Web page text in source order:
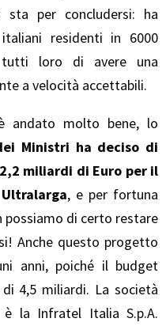
sta per concludersi: ha
residenti in 6000
loro di avere una
a velocità accettabili.
andato molto bene, lo
Ministri ha deciso di
miliardi di Euro per il
, e per fortuna
di certo restare
Anche questo progetto
anni, poiché il budget
4,5 miliardi. La società
la Infratel Italia S.p.A.